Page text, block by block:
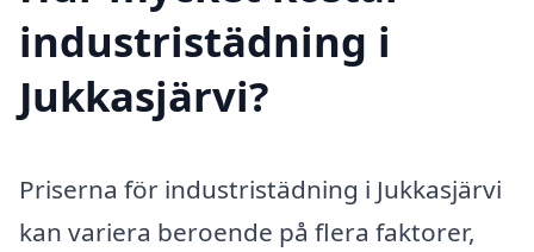
industristädning i
Jukkasjärvi?
Priserna för industristädning i Jukkasjärvi
kan variera beroende på flera faktorer,